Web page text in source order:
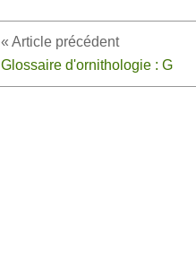
Glossaire d'ornithologie : G